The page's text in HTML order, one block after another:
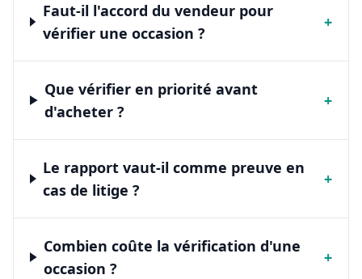
Faut-il l'accord du vendeur pour
vérifier une occasion ?
+
Que vérifier en priorité avant
d'acheter ?
+
Le rapport vaut-il comme preuve en
cas de litige ?
+
Combien coûte la vérification d'une
occasion ?
+